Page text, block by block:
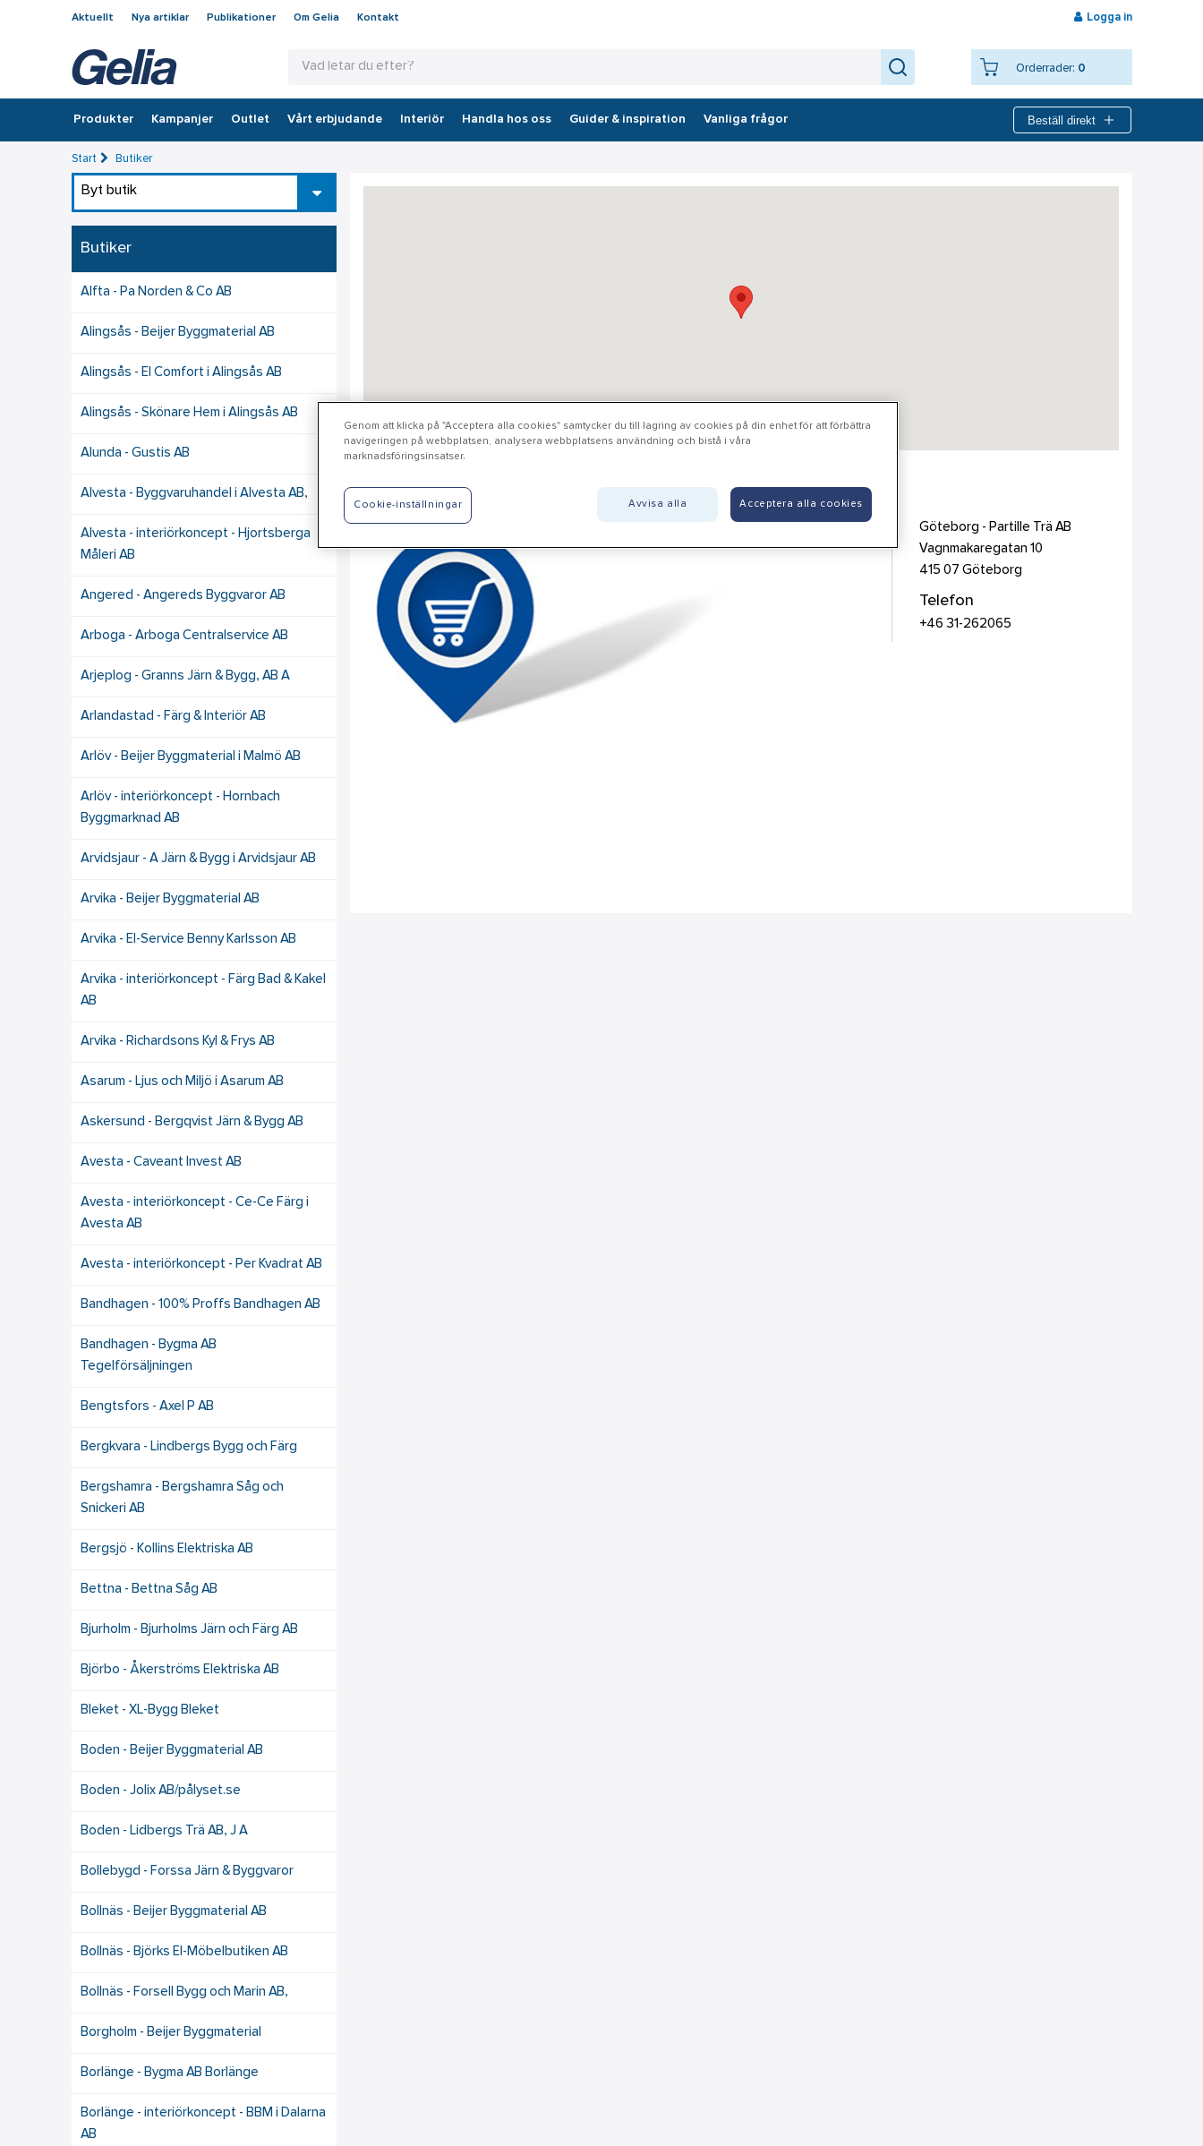
Aktuellt Nya artiklar Publikationer Om Gelia Kontakt Logga in
Orderrader: 0
Produkter Kampanjer Outlet Vårt erbjudande Interiör Handla hos oss Guider & inspiration Vanliga frågor Beställ direkt
Start Butiker
Byt butik
Butiker
Alfta - Pa Norden & Co AB
Alingsås - Beijer Byggmaterial AB
Alingsås - El Comfort i Alingsås AB
Alingsås - Skönare Hem i Alingsås AB
Alunda - Gustis AB
Alvesta - Byggvaruhandel i Alvesta AB,
Alvesta - interiörkoncept - Hjortsberga
Måleri AB
Angered - Angereds Byggvaror AB
Arboga - Arboga Centralservice AB
Arjeplog - Granns Järn & Bygg, AB A
Arlandastad - Färg & Interiör AB
Arlöv - Beijer Byggmaterial i Malmö AB
Arlöv - interiörkoncept - Hornbach
Byggmarknad AB
Arvidsjaur - A Järn & Bygg i Arvidsjaur AB
Arvika - Beijer Byggmaterial AB
Arvika - El-Service Benny Karlsson AB
Arvika - interiörkoncept - Färg Bad & Kakel
AB
Arvika - Richardsons Kyl & Frys AB
Asarum - Ljus och Miljö i Asarum AB
Askersund - Bergqvist Järn & Bygg AB
Avesta - Caveant Invest AB
Avesta - interiörkoncept - Ce-Ce Färg i
Avesta AB
Avesta - interiörkoncept - Per Kvadrat AB
Bandhagen - 100% Proffs Bandhagen AB
Bandhagen - Bygma AB
Tegelförsäljningen
Bengtsfors - Axel P AB
Bergkvara - Lindbergs Bygg och Färg
Bergshamra - Bergshamra Såg och
Snickeri AB
Bergsjö - Kollins Elektriska AB
Bettna - Bettna Såg AB
Bjurholm - Bjurholms Järn och Färg AB
Björbo - Åkerströms Elektriska AB
Bleket - XL-Bygg Bleket
Boden - Beijer Byggmaterial AB
Boden - Jolix AB/pålyset.se
Boden - Lidbergs Trä AB, J A
Bollebygd - Forssa Järn & Byggvaror
Bollnäs - Beijer Byggmaterial AB
Bollnäs - Björks El-Möbelbutiken AB
Bollnäs - Forsell Bygg och Marin AB,
Borgholm - Beijer Byggmaterial
Borlänge - Bygma AB Borlänge
Borlänge - interiörkoncept - BBM i Dalarna
AB
Göteborg - Partille Trä AB
Göteborg - Partille Trä AB
Vagnmakaregatan 10
415 07 Göteborg
Telefon
+46 31-262065
Genom att klicka på "Acceptera alla cookies" samtycker du till lagring av cookies på din enhet för att förbättra
navigeringen på webbplatsen, analysera webbplatsens användning och bistå i våra
marknadsföringsinsatser.
Avvisa alla Acceptera alla cookies
Cookie-inställningar